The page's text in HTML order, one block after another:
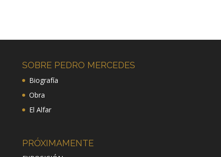
SOBRE PEDRO MERCEDES
Biografía
Obra
El Alfar
PRÓXIMAMENTE